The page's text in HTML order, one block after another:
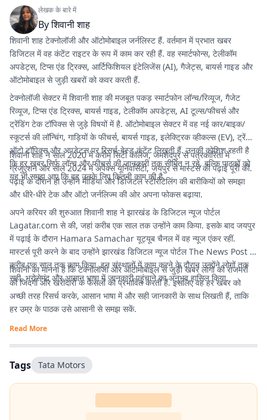
लेखक के बारे में
Byशिवानी शाह
शिवानी शाह टेक्नोलॉजी और ऑटोमोबाइल जर्नलिस्ट हैं. वर्तमान में प्रभात खबर
डिजिटल में वह कंटेंट राइटर के रूप में काम कर रही हैं. वह स्मार्टफोन्स, टेलीकॉम
अपडेट्स, टिप्स एंड ट्रिक्स, आर्टिफिशियल इंटेलिजेंस (AI), गैजेट्स, बायर्स गाइड और
ऑटोमोबाइल से जुड़ी खबरों को कवर करती हैं.
टेक्नोलॉजी सेक्टर में शिवानी शाह की मजबूत पकड़ स्मार्टफोन लॉन्च/रिव्यूज, गैजेट
रिव्यूज, टिप्स एंड ट्रिक्स, बायर्स गाइड, टेलीकॉम अपडेट्स, AI टूल्स/फीचर्स और
ट्रेंडिंग टेक टॉपिक्स से जुड़े विषयों में है. ऑटोमोबाइल सेक्टर में वह नई कार/बाइक/
स्कूटर्स की लॉन्चिंग, गाड़ियों के फीचर्स, बायर्स गाइड, इलेक्ट्रिक व्हीकल्स (EV), ट्रेंडिंग
ऑटो टॉपिक्स और अपडेट्स पर रिसर्च-बेस्ड कंटेंट लिखती हैं. उनकी कोशिश रहती है
कि हर खबर सिर्फ लॉन्च और फीचर्स की जानकारी तक सीमित न रहे, बल्कि पाठकों को
यह भी समझ आए कि वह उनके लिए कितनी काम की है.
शिवानी शाह ने साल 2020 में करीम सिटी कॉलेज, जमशेदपुर से पत्रकारिता में
ग्रेजुएशन और साल 2024 में अपेक्स यूनिवर्सिटी, जयपुर से मास्टर्स की पढ़ाई पूरी की.
पढ़ाई के दौरान ही उन्होंने मीडिया और डिजिटल स्टोरीटेलिंग की बारीकियों को समझा
और धीरे-धीरे टेक और ऑटो जर्नलिज्म की ओर अपना फोकस बढ़ाया.
अपने करियर की शुरुआत शिवानी शाह ने झारखंड के डिजिटल न्यूज पोर्टल
Lagatar.com से की, जहां करीब एक साल तक उन्होंने काम किया. इसके बाद जयपुर
में पढ़ाई के दौरान Hamara Samachar यूट्यूब चैनल में वह न्यूज एंकर रहीं.
मास्टर्स पूरी करने के बाद उन्होंने झारखंड डिजिटल न्यूज पोर्टल The News Post में
करीब एक साल तक काम किया. इन संस्थानों में काम करने के दौरान उन्होंने लोगों तक
सही, भरोसेमंद और आसान भाषा में जानकारी पहुंचाने का अनुभव हासिल किया.
शिवानी का मानना है कि टेक्नोलॉजी और ऑटोमोबाइल से जुड़ी खबरें लोगों की रोजमर्रा
की जिंदगी और खरीदारी के फैसलों को प्रभावित करती हैं. इसलिए वह हर खबर को
अच्छी तरह रिसर्च करके, आसान भाषा में और सही जानकारी के साथ लिखती हैं, ताकि
हर उम्र के पाठक उसे आसानी से समझ सकें.
Read More
Tags Tata Motors‬